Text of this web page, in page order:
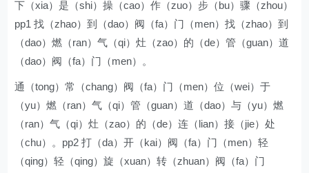
下（xia）是（shi）操（cao）作（zuo）步（bu）骤（zhou）
pp1 找（zhao）到（dao）阀（fa）门（men）找（zhao）到
（dao）燃（ran）气（qi）灶（zao）的（de）管（guan）道
（dao）阀（fa）门（men）。
通（tong）常（chang）阀（fa）门（men）位（wei）于
（yu）燃（ran）气（qi）管（guan）道（dao）与（yu）燃
（ran）气（qi）灶（zao）的（de）连（lian）接（jie）处
（chu）。pp2 打（da）开（kai）阀（fa）门（men）轻
（qing）轻（qing）旋（xuan）转（zhuan）阀（fa）门